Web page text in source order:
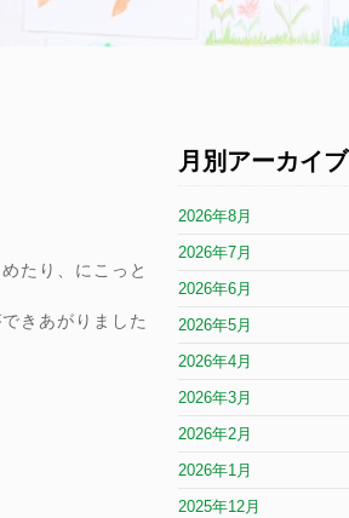
たり、にこっと
きあがりました
月別アーカイブ
2026年8月
2026年7月
2026年6月
2026年5月
2026年4月
2026年3月
2026年2月
2026年1月
2025年12月